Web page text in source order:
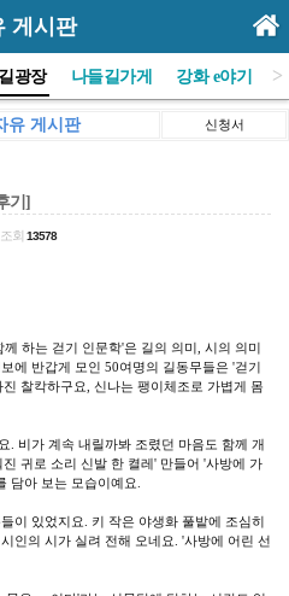
게시판
광장 나들길가게 강화 e야기 >
유 게시판 신청서
기]
조회 13578
하는 걷기 인문학'은 길의 의미, 시의 의미
에 반갑게 모인 50여명의 길동무들은 '걷기
찰칵하구요, 신나는 팽이체조로 가볍게 몸
. 비가 계속 내릴까봐 조렸던 마음도 함께 개
귀로 소리 신발 한 켤레' 만들어 '사방에 가
담아 보는 모습이예요.
이 있었지요. 키 작은 야생화 풀밭에 조심히
인의 시가 실려 전해 오네요. '사방에 어린 선